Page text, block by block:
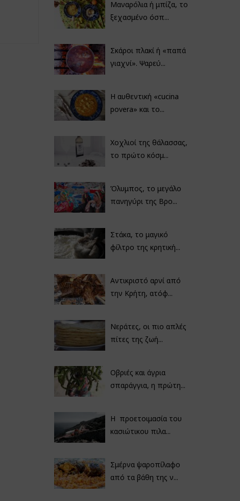
Μαναρόλια ή μπίζα, το
ξεχασμένο όσπ...
Σκάροι πλακί ή «παπά
γιαχνί». Ψαρεύ...
Η αυθεντική «cucina
povera» και το...
Χοχλιοί της θάλασσας,
το πρώτο κόσμ...
Όλυμπος, το μεγάλο
πανηγύρι της Βρο...
Στάκα, το μαγικό
φίλτρο της κρητική...
Αντικριστό αρνί από
την Κρήτη, ατόφ...
Νεράτες, οι πιο απλές
πίτες της ζωή...
Οβριές και άγρια
σπαράγγια, η πρώτη...
Η προετοιμασία του
κασιώτικου πιλα...
Σμέρνα ψαροπίλαφο
από τα βάθη της ν...